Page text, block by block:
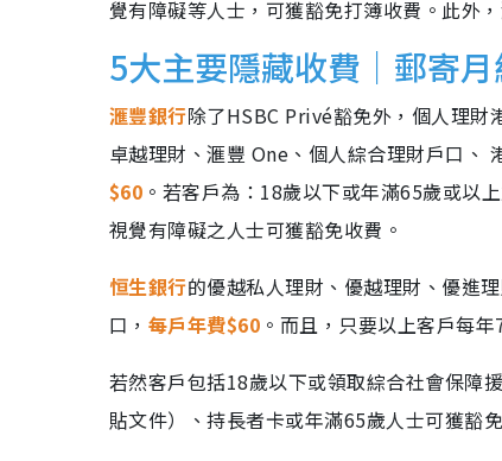
覺有障礙等人士，可獲豁免打簿收費。此外
5大主要隱藏收費｜郵寄
滙豐銀行除了HSBC Privé豁免外，個人理財
卓越理財、滙豐 One、個人綜合理財戶口、
$60 。若客戶為：18歲以下或年滿65歲或以
視覺有障礙之人士可獲豁免收費。
恒生銀行的優越私人理財、優越理財、優進
口， 每戶年費$60 。而且，只要以上客戶每
若然客戶包括18歲以下或領取綜合社會保障
貼文件）、持長者卡或年滿65歲人士可獲豁